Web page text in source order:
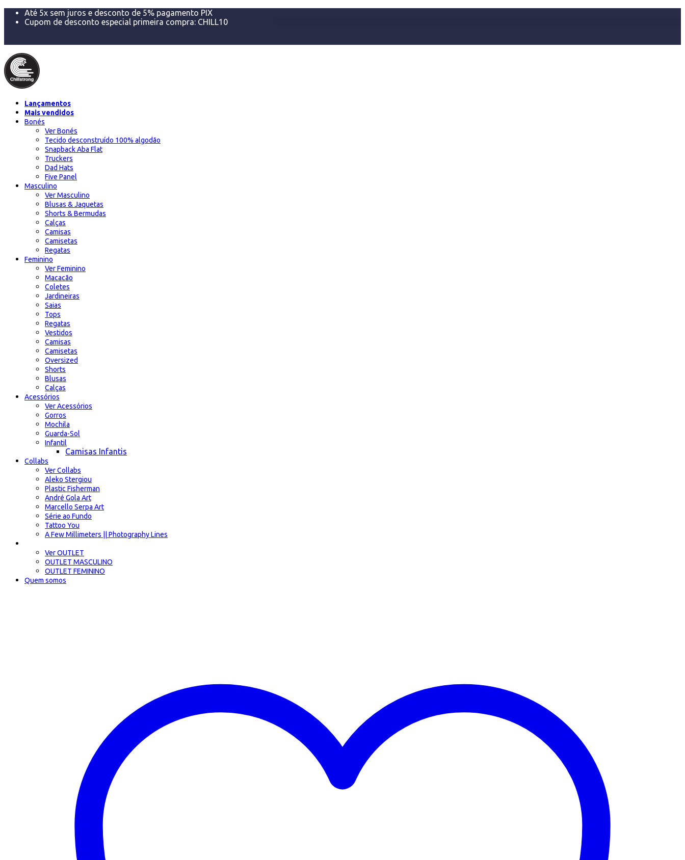
Até 5x sem juros e desconto de 5% pagamento PIX
Cupom de desconto especial primeira compra: CHILL10
Lançamentos
Mais vendidos
Bonés
Ver Bonés
Tecido desconstruído 100% algodão
Snapback Aba Flat
Truckers
Dad Hats
Five Panel
Masculino
Ver Masculino
Blusas & Jaquetas
Shorts & Bermudas
Calças
Camisas
Camisetas
Regatas
Feminino
Ver Feminino
Macacão
Coletes
Jardineiras
Saias
Tops
Regatas
Vestidos
Camisas
Camisetas
Oversized
Shorts
Blusas
Calças
Acessórios
Ver Acessórios
Gorros
Mochila
Guarda-Sol
Infantil
Camisas Infantis
Collabs
Ver Collabs
Aleko Stergiou
Plastic Fisherman
André Gola Art
Marcello Serpa Art
Série ao Fundo
Tattoo You
A Few Millimeters || Photography Lines
Ver OUTLET
OUTLET MASCULINO
OUTLET FEMININO
Quem somos